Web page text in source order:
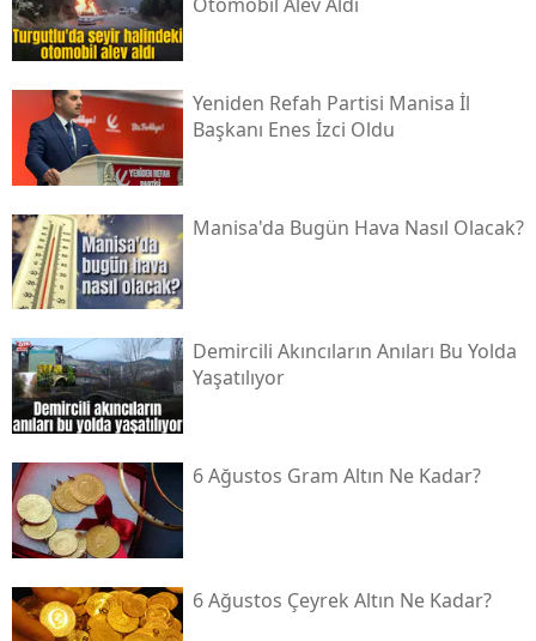
Yeniden Refah Partisi Manisa İl
Başkanı Enes İzci Oldu
Manisa'da Bugün Hava Nasıl Olacak?
Demircili Akıncıların Anıları Bu Yolda
Yaşatılıyor
6 Ağustos Gram Altın Ne Kadar?
6 Ağustos Çeyrek Altın Ne Kadar?